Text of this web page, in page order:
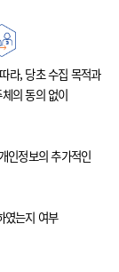
라, 당초 수집 목적과
의 동의 없이
인정보의 추가적인
였는지 여부